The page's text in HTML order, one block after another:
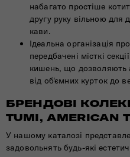
набагато простіше
другу руку вільною для
кави.
Ідеальна організація
передбачені місткі
кишень, що дозволяють
від об'ємних курток до
БРЕНДОВІ
TUMI, AMERICAN
У нашому каталозі
задовольнять будь-які